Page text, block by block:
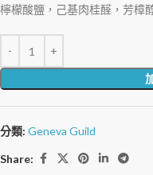
檸檬酸鹽，己基肉桂醛，芳樟
分類: Geneva Guild
Share: